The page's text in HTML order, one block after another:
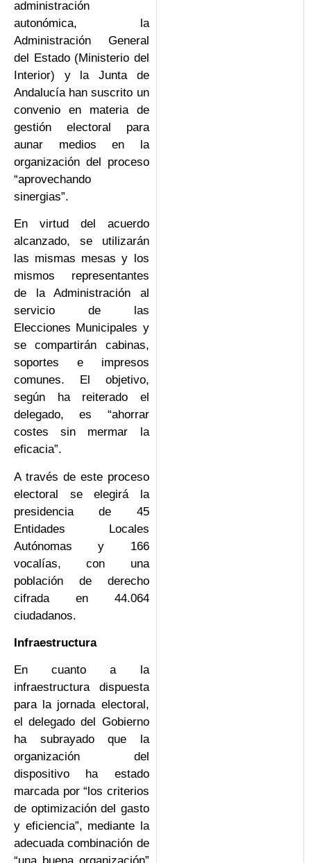
administración
autonómica, la
Administración General
del Estado (Ministerio del
Interior) y la Junta de
Andalucía han suscrito un
convenio en materia de
gestión electoral para
aunar medios en la
organización del proceso
“aprovechando
sinergias”.
En virtud del acuerdo
alcanzado, se utilizarán
las mismas mesas y los
mismos representantes
de la Administración al
servicio de las
Elecciones Municipales y
se compartirán cabinas,
soportes e impresos
comunes. El objetivo,
según ha reiterado el
delegado, es “ahorrar
costes sin mermar la
eficacia”.
A través de este proceso
electoral se elegirá la
presidencia de 45
Entidades Locales
Autónomas y 166
vocalías, con una
población de derecho
cifrada en 44.064
ciudadanos.
Infraestructura
En cuanto a la
infraestructura dispuesta
para la jornada electoral,
el delegado del Gobierno
ha subrayado que la
organización del
dispositivo ha estado
marcada por “los criterios
de optimización del gasto
y eficiencia”, mediante la
adecuada combinación de